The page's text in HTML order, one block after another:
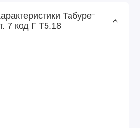
Табурет
7 код Г Т5.18